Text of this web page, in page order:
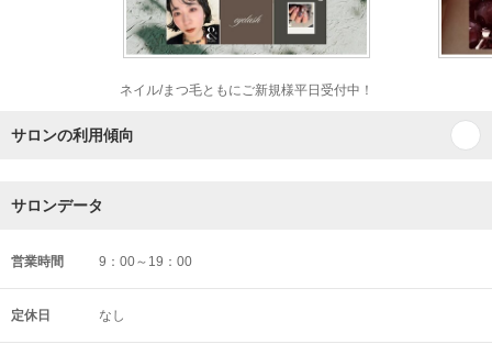
ネイル/まつ毛ともにご新規様平日受付中！
サロンの利用傾向
サロンデータ
営業時間 9：00～19：00
定休日 なし